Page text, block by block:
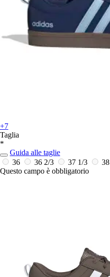
+7
Taglia
*
Guida alle taglie
36
36 2/3 37 1/3 38
Questo campo è obbligatorio